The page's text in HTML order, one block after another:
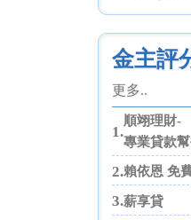
金主評
更多..
1.
順翊理財-
專業貸款
2.賴依恩 免
3.薪享貸